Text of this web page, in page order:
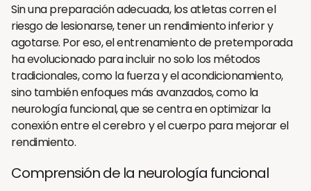
Sin una preparación adecuada, los atletas corren el
riesgo de lesionarse, tener un rendimiento inferior y
agotarse. Por eso, el entrenamiento de pretemporada
ha evolucionado para incluir no solo los métodos
tradicionales, como la fuerza y el acondicionamiento,
sino también enfoques más avanzados, como la
neurología funcional, que se centra en optimizar la
conexión entre el cerebro y el cuerpo para mejorar el
rendimiento.
Comprensión de la neurología funcional